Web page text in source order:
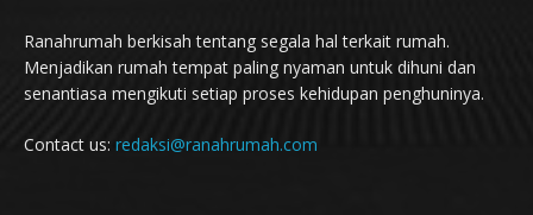
Ranahrumah berkisah tentang segala hal terkait rumah.
Menjadikan rumah tempat paling nyaman untuk dihuni dan
senantiasa mengikuti setiap proses kehidupan penghuninya.
Contact us: redaksi@ranahrumah.com